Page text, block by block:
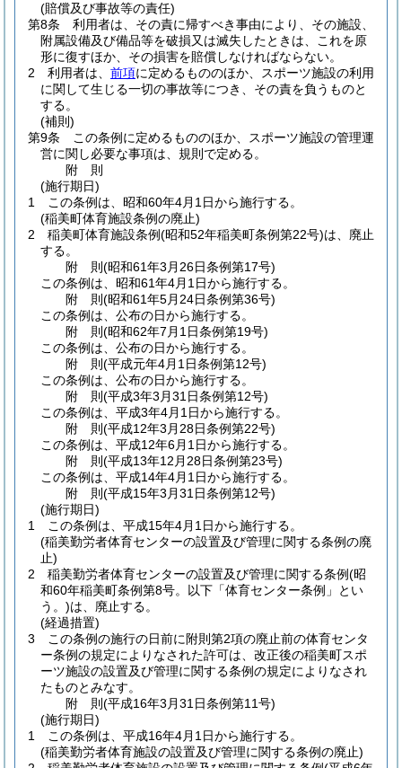
(賠償及び事故等の責任)
第8条
利用者は、その責に帰すべき事由により、その施設、
附属設備及び備品等を破損又は滅失したときは、これを原
形に復すほか、その損害を賠償しなければならない。
2
利用者は、 前項に定めるもののほか、スポーツ施設の利用
に関して生じる一切の事故等につき、その責を負うものと
する。
(補則)
第9条
この条例に定めるもののほか、スポーツ施設の管理運
営に関し必要な事項は、規則で定める。
附 則
(施行期日)
1
この条例は、昭和60年4月1日から施行する。
(稲美町体育施設条例の廃止)
2
稲美町体育施設条例(昭和52年稲美町条例第22号)は、廃止
する。
附 則(昭和61年3月26日条例第17号)
この条例は、昭和61年4月1日から施行する。
附 則(昭和61年5月24日条例第36号)
この条例は、公布の日から施行する。
附 則(昭和62年7月1日条例第19号)
この条例は、公布の日から施行する。
附 則(平成元年4月1日条例第12号)
この条例は、公布の日から施行する。
附 則(平成3年3月31日条例第12号)
この条例は、平成3年4月1日から施行する。
附 則(平成12年3月28日条例第22号)
この条例は、平成12年6月1日から施行する。
附 則(平成13年12月28日条例第23号)
この条例は、平成14年4月1日から施行する。
附 則(平成15年3月31日条例第12号)
(施行期日)
1
この条例は、平成15年4月1日から施行する。
(稲美勤労者体育センターの設置及び管理に関する条例の廃
止)
2
稲美勤労者体育センターの設置及び管理に関する条例(昭
和60年稲美町条例第8号。以下「体育センター条例」とい
う。)は、廃止する。
(経過措置)
3
この条例の施行の日前に附則第2項の廃止前の体育センタ
ー条例の規定によりなされた許可は、改正後の稲美町スポ
ーツ施設の設置及び管理に関する条例の規定によりなされ
たものとみなす。
附 則(平成16年3月31日条例第11号)
(施行期日)
1
この条例は、平成16年4月1日から施行する。
(稲美勤労者体育施設の設置及び管理に関する条例の廃止)